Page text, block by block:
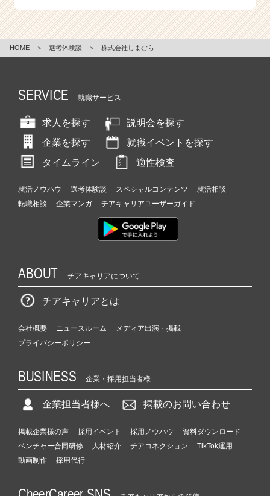
e
e
HOME ＞ 選考体験談 ＞ 株式会社しまむら
SERVICE 就職サービス
求人を探す
説明会を探す
企業を探す
就職イベントを探す
タイムライン
適性検査
就活ノウハウ 選考体験談 スペシャルコンテンツ
就活相談
転職相談
企業マンガ チアキャリアユーザーガイド
ABOUT チアキャリアについて
チアキャリアとは
会社概要 ニュースルーム
メディア出演・掲載
プライバシーポリシー
BUSINESS 企業・採用担当者様
企業担当者様へ 掲載のお問い合わせ
掲載企業様の声 採用イベント 採用ノウハウ
資料ダウンロード
ベンチャー合同研修
人材紹介 チアコネクション
TikTok運用
動画制作
採用代行